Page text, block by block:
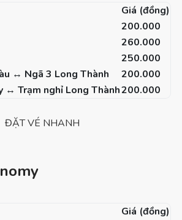
Giá (đồng)
200.000
260.000
250.000
↔ Ngã 3 Long Thành
200.000
↔ Trạm nghỉ Long Thành200.000
ĐẶT VÉ NHANH
Giá (đồng)